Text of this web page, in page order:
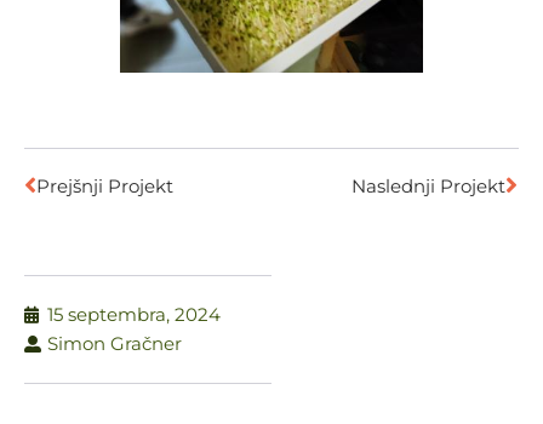
15 septembra, 2024
Simon Gračner
Prejšnji Projekt Naslednji Projekt